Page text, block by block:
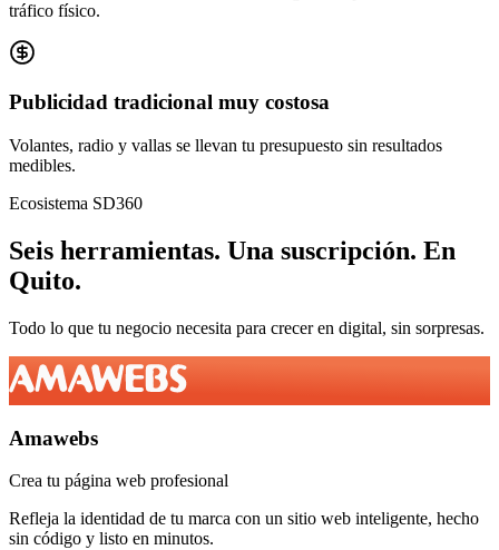
tráfico físico.
Publicidad tradicional muy costosa
Volantes, radio y vallas se llevan tu presupuesto sin resultados
medibles.
Ecosistema SD360
Seis herramientas. Una suscripción. En
Quito.
Todo lo que tu negocio necesita para crecer en digital, sin sorpresas.
Amawebs
Crea tu página web profesional
Refleja la identidad de tu marca con un sitio web inteligente, hecho
sin código y listo en minutos.